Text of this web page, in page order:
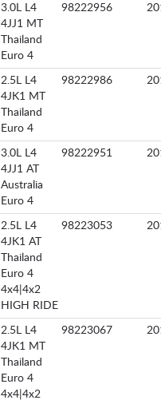
3.0L L4
4JJ1 MT
Thailand
Euro 4
98222956
2.5L L4
4JK1 MT
Thailand
Euro 4
98222986
3.0L L4
4JJ1 AT
Australia
Euro 4
98222951
2.5L L4
4JK1 AT
Thailand
Euro 4
4x4|4x2
HIGH RIDE
98223053
2.5L L4
4JK1 MT
Thailand
Euro 4
4x4|4x2
98223067